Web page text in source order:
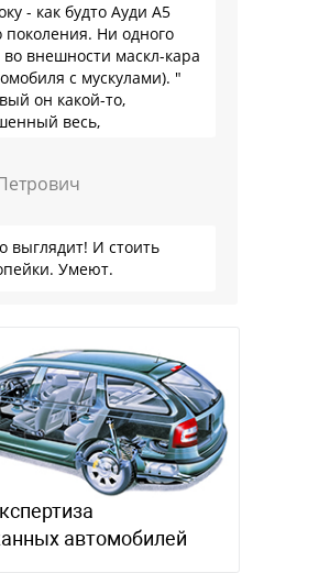
- как будто Ауди А5
поколения. Ни одного
во внешности маскл-кара
с мускулами). "
он какой-то,
весь,
слово — румын»
выглядит! И стоить
Умеют.
автомобилей